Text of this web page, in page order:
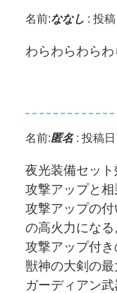
名前:ななし : 投
わらわらわらわ
名前:匿名: 投稿
夜光装備セッ
攻撃アップと相
攻撃アップの
の高火力になる
攻撃アップ付
獣神の大剣の
ガーディアン